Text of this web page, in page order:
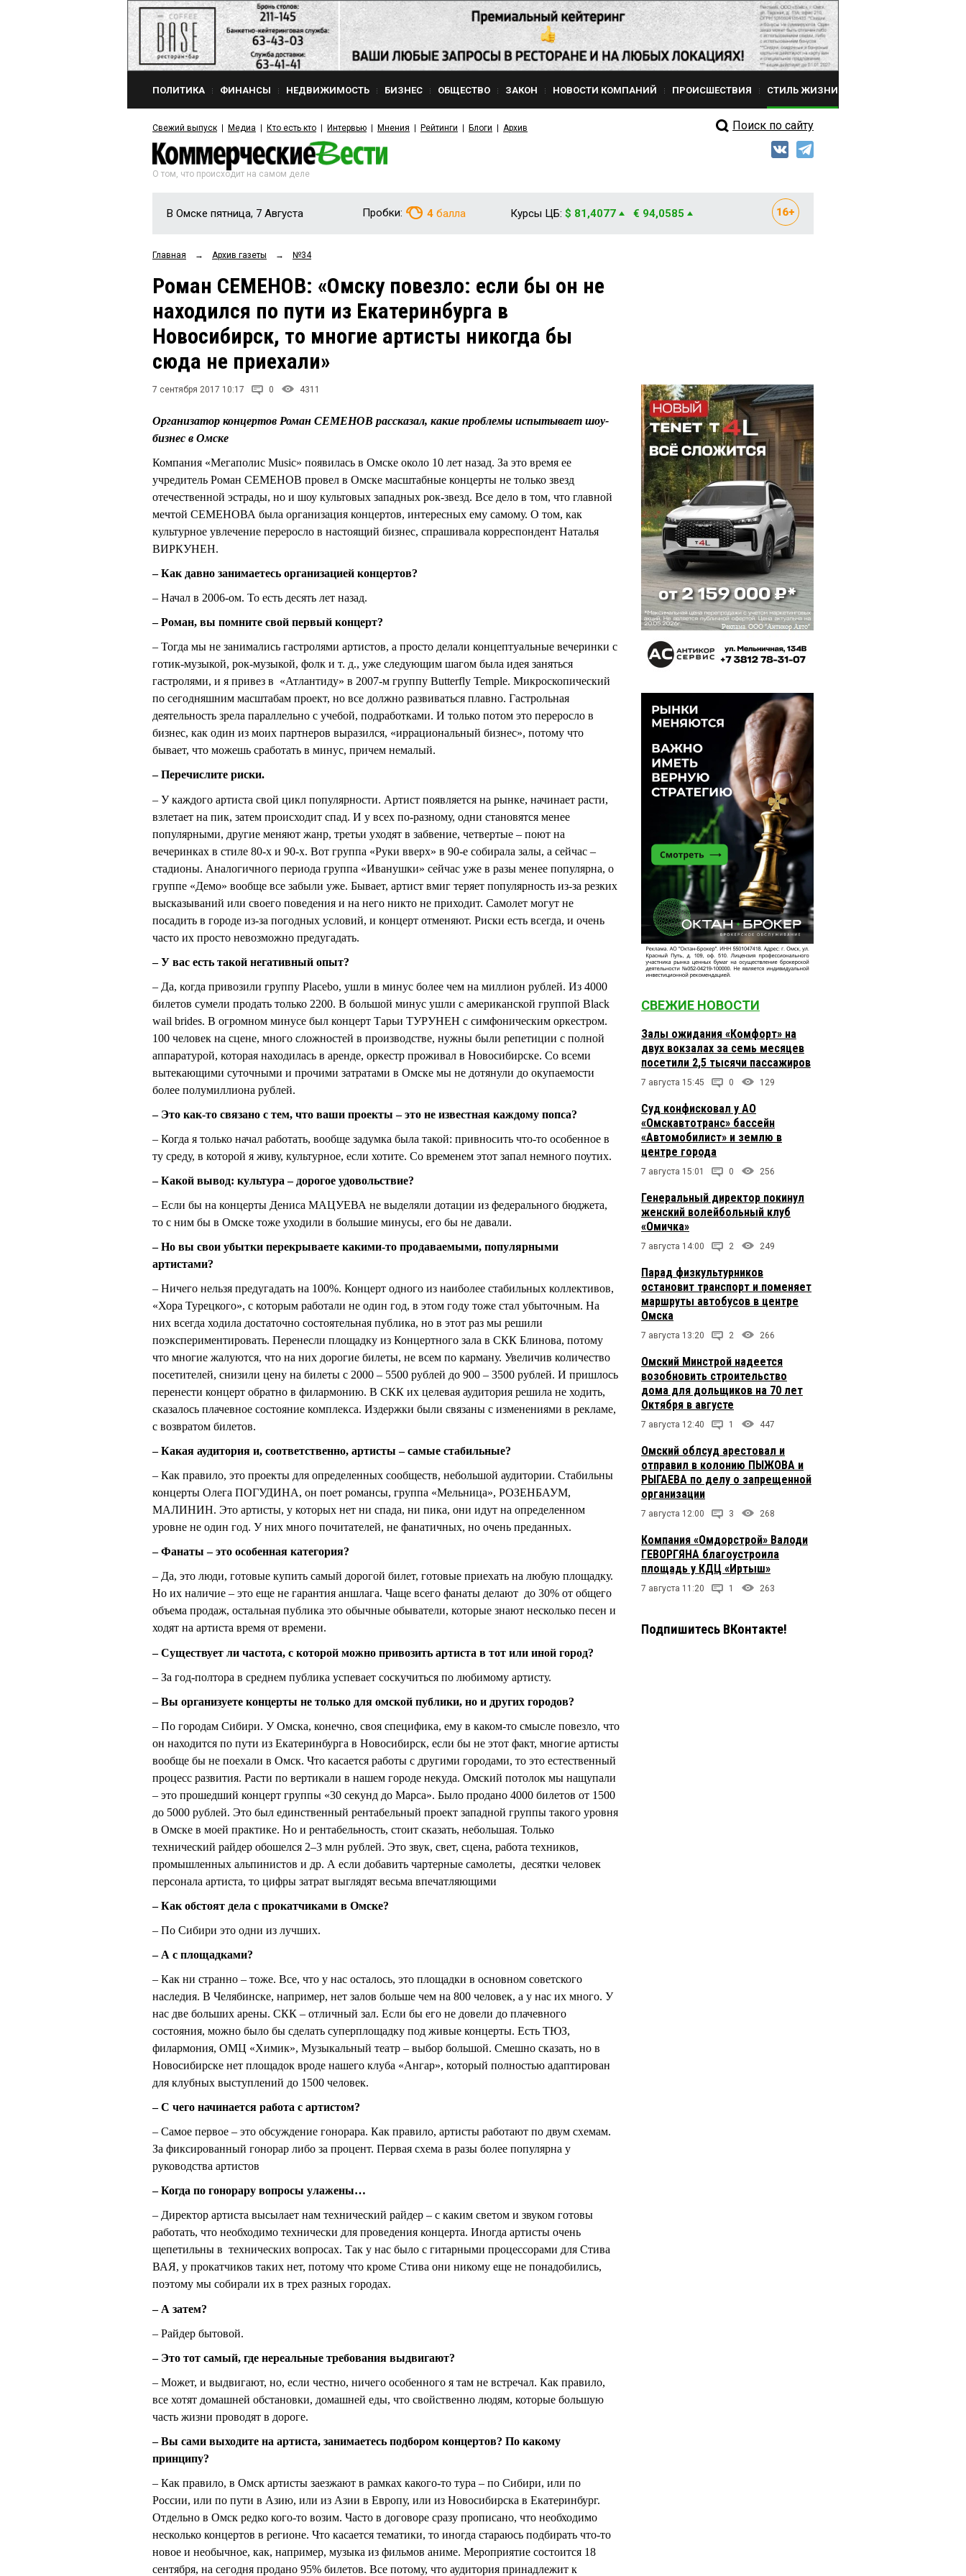
ПОЛИТИКА ФИНАНСЫ НЕДВИЖИМОСТЬ БИЗНЕС ОБЩЕСТВО ЗАКОН НОВОСТИ КОМПАНИЙ ПРОИСШЕСТВИЯ СТИЛЬ ЖИЗНИ
Свежий выпуск Медиа Кто есть кто Интервью Мнения Рейтинги Блоги Архив Поиск по сайту
О том, что происходит на самом деле
В Омске пятница, 7 Августа Пробки: 4 балла Курсы ЦБ: $ 81,4077 € 94,0585
Главная → Архив газеты → №34
Роман СЕМЕНОВ: «Омску повезло: если бы он не
находился по пути из Екатеринбурга в
Новосибирск, то многие артисты никогда бы
сюда не приехали»
7 сентября 2017 10:17 0 4311
Организатор концертов Роман СЕМЕНОВ рассказал, какие проблемы испытывает шоу-
бизнес в Омске
Компания «Мегаполис Music» появилась в Омске около 10 лет назад. За это время ее
учредитель Роман СЕМЕНОВ провел в Омске масштабные концерты не только звезд
отечественной эстрады, но и шоу культовых западных рок-звезд. Все дело в том, что главной
мечтой СЕМЕНОВА была организация концертов, интересных ему самому. О том, как
культурное увлечение переросло в настоящий бизнес, спрашивала корреспондент Наталья
ВИРКУНЕН.
– Как давно занимаетесь организацией концертов?
– Начал в 2006-ом. То есть десять лет назад.
– Роман, вы помните свой первый концерт?
– Тогда мы не занимались гастролями артистов, а просто делали концептуальные вечеринки с
готик-музыкой, рок-музыкой, фолк и т. д., уже следующим шагом была идея заняться
гастролями, и я привез в «Атлантиду» в 2007-м группу Butterfly Temple. Микроскопический
по сегодняшним масштабам проект, но все должно развиваться плавно. Гастрольная
деятельность зрела параллельно с учебой, подработками. И только потом это переросло в
бизнес, как один из моих партнеров выразился, «иррациональный бизнес», потому что
бывает, что можешь сработать в минус, причем немалый.
– Перечислите риски.
– У каждого артиста свой цикл популярности. Артист появляется на рынке, начинает расти,
взлетает на пик, затем происходит спад. И у всех по-разному, одни становятся менее
популярными, другие меняют жанр, третьи уходят в забвение, четвертые – поют на
вечеринках в стиле 80-х и 90-х. Вот группа «Руки вверх» в 90-е собирала залы, а сейчас –
стадионы. Аналогичного периода группа «Иванушки» сейчас уже в разы менее популярна, о
группе «Демо» вообще все забыли уже. Бывает, артист вмиг теряет популярность из-за резких
высказываний или своего поведения и на него никто не приходит. Самолет могут не
посадить в городе из-за погодных условий, и концерт отменяют. Риски есть всегда, и очень
часто их просто невозможно предугадать.
– У вас есть такой негативный опыт?
– Да, когда привозили группу Placebo, ушли в минус более чем на миллион рублей. Из 4000
билетов сумели продать только 2200. В большой минус ушли с американской группой Black
wail brides. В огромном минусе был концерт Тарьи ТУРУНЕН с симфоническим оркестром.
100 человек на сцене, много сложностей в производстве, нужны были репетиции с полной
аппаратурой, которая находилась в аренде, оркестр проживал в Новосибирске. Со всеми
вытекающими суточными и прочими затратами в Омске мы не дотянули до окупаемости
более полумиллиона рублей.
– Это как-то связано с тем, что ваши проекты – это не известная каждому попса?
– Когда я только начал работать, вообще задумка была такой: привносить что-то особенное в
ту среду, в которой я живу, культурное, если хотите. Со временем этот запал немного поутих.
– Какой вывод: культура – дорогое удовольствие?
– Если бы на концерты Дениса МАЦУЕВА не выделяли дотации из федерального бюджета,
то с ним бы в Омске тоже уходили в большие минусы, его бы не давали.
– Но вы свои убытки перекрываете какими-то продаваемыми, популярными
артистами?
– Ничего нельзя предугадать на 100%. Концерт одного из наиболее стабильных коллективов,
«Хора Турецкого», с которым работали не один год, в этом году тоже стал убыточным. На
них всегда ходила достаточно состоятельная публика, но в этот раз мы решили
поэкспериментировать. Перенесли площадку из Концертного зала в СКК Блинова, потому
что многие жалуются, что на них дорогие билеты, не всем по карману. Увеличив количество
посетителей, снизили цену на билеты с 2000 – 5500 рублей до 900 – 3500 рублей. И пришлось
перенести концерт обратно в филармонию. В СКК их целевая аудитория решила не ходить,
сказалось плачевное состояние комплекса. Издержки были связаны с изменениями в рекламе,
с возвратом билетов.
– Какая аудитория и, соответственно, артисты – самые стабильные?
– Как правило, это проекты для определенных сообществ, небольшой аудитории. Стабильны
концерты Олега ПОГУДИНА, он поет романсы, группа «Мельница», РОЗЕНБАУМ,
МАЛИНИН. Это артисты, у которых нет ни спада, ни пика, они идут на определенном
уровне не один год. У них много почитателей, не фанатичных, но очень преданных.
– Фанаты – это особенная категория?
– Да, это люди, готовые купить самый дорогой билет, готовые приехать на любую площадку.
Но их наличие – это еще не гарантия аншлага. Чаще всего фанаты делают до 30% от общего
объема продаж, остальная публика это обычные обыватели, которые знают несколько песен и
ходят на артиста время от времени.
– Существует ли частота, с которой можно привозить артиста в тот или иной город?
– За год-полтора в среднем публика успевает соскучиться по любимому артисту.
– Вы организуете концерты не только для омской публики, но и других городов?
– По городам Сибири. У Омска, конечно, своя специфика, ему в каком-то смысле повезло, что
он находится по пути из Екатеринбурга в Новосибирск, если бы не этот факт, многие артисты
вообще бы не поехали в Омск. Что касается работы с другими городами, то это естественный
процесс развития. Расти по вертикали в нашем городе некуда. Омский потолок мы нащупали
– это прошедший концерт группы «30 секунд до Марса». Было продано 4000 билетов от 1500
до 5000 рублей. Это был единственный рентабельный проект западной группы такого уровня
в Омске в моей практике. Но и рентабельность, стоит сказать, небольшая. Только
технический райдер обошелся 2–3 млн рублей. Это звук, свет, сцена, работа техников,
промышленных альпинистов и др. А если добавить чартерные самолеты, десятки человек
персонала артиста, то цифры затрат выглядят весьма впечатляющими
– Как обстоят дела с прокатчиками в Омске?
– По Сибири это одни из лучших.
– А с площадками?
– Как ни странно – тоже. Все, что у нас осталось, это площадки в основном советского
наследия. В Челябинске, например, нет залов больше чем на 800 человек, а у нас их много. У
нас две больших арены. СКК – отличный зал. Если бы его не довели до плачевного
состояния, можно было бы сделать суперплощадку под живые концерты. Есть ТЮЗ,
филармония, ОМЦ «Химик», Музыкальный театр – выбор большой. Смешно сказать, но в
Новосибирске нет площадок вроде нашего клуба «Ангар», который полностью адаптирован
для клубных выступлений до 1500 человек.
– С чего начинается работа с артистом?
– Самое первое – это обсуждение гонорара. Как правило, артисты работают по двум схемам.
За фиксированный гонорар либо за процент. Первая схема в разы более популярна у
руководства артистов
– Когда по гонорару вопросы улажены…
– Директор артиста высылает нам технический райдер – с каким светом и звуком готовы
работать, что необходимо технически для проведения концерта. Иногда артисты очень
щепетильны в технических вопросах. Так у нас было с гитарными процессорами для Стива
ВАЯ, у прокатчиков таких нет, потому что кроме Стива они никому еще не понадобились,
поэтому мы собирали их в трех разных городах.
– А затем?
– Райдер бытовой.
– Это тот самый, где нереальные требования выдвигают?
– Может, и выдвигают, но, если честно, ничего особенного я там не встречал. Как правило,
все хотят домашней обстановки, домашней еды, что свойственно людям, которые большую
часть жизни проводят в дороге.
– Вы сами выходите на артиста, занимаетесь подбором концертов? По какому
принципу?
– Как правило, в Омск артисты заезжают в рамках какого-то тура – по Сибири, или по
России, или по пути в Азию, или из Азии в Европу, или из Новосибирска в Екатеринбург.
Отдельно в Омск редко кого-то возим. Часто в договоре сразу прописано, что необходимо
несколько концертов в регионе. Что касается тематики, то иногда стараюсь подбирать что-то
новое и необычное, как, например, музыка из фильмов аниме. Мероприятие состоится 18
сентября, на сегодня продано 95% билетов. Все потому, что аудитория принадлежит к
СВЕЖИЕ НОВОСТИ
Залы ожидания «Комфорт» на
двух вокзалах за семь месяцев
посетили 2,5 тысячи пассажиров
7 августа 15:45 0 129
Суд конфисковал у АО
«Омскавтотранс» бассейн
«Автомобилист» и землю в
центре города
7 августа 15:01 0 256
Генеральный директор покинул
женский волейбольный клуб
«Омичка»
7 августа 14:00 2 249
Парад физкультурников
остановит транспорт и поменяет
маршруты автобусов в центре
Омска
7 августа 13:20 2 266
Омский Минстрой надеется
возобновить строительство
дома для дольщиков на 70 лет
Октября в августе
7 августа 12:40 1 447
Омский облсуд арестовал и
отправил в колонию ПЫЖОВА и
РЫГАЕВА по делу о запрещенной
организации
7 августа 12:00 3 268
Компания «Омдорстрой» Валоди
ГЕВОРГЯНА благоустроила
площадь у КДЦ «Иртыш»
7 августа 11:20 1 263
Подпишитесь ВКонтакте!